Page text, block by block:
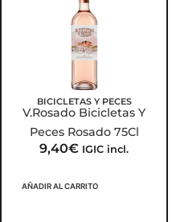
BICICLETAS Y PECES
V.Rosado Bicicletas Y
Peces Rosado 75Cl
9,40€ IGIC incl.
AÑADIR AL CARRITO